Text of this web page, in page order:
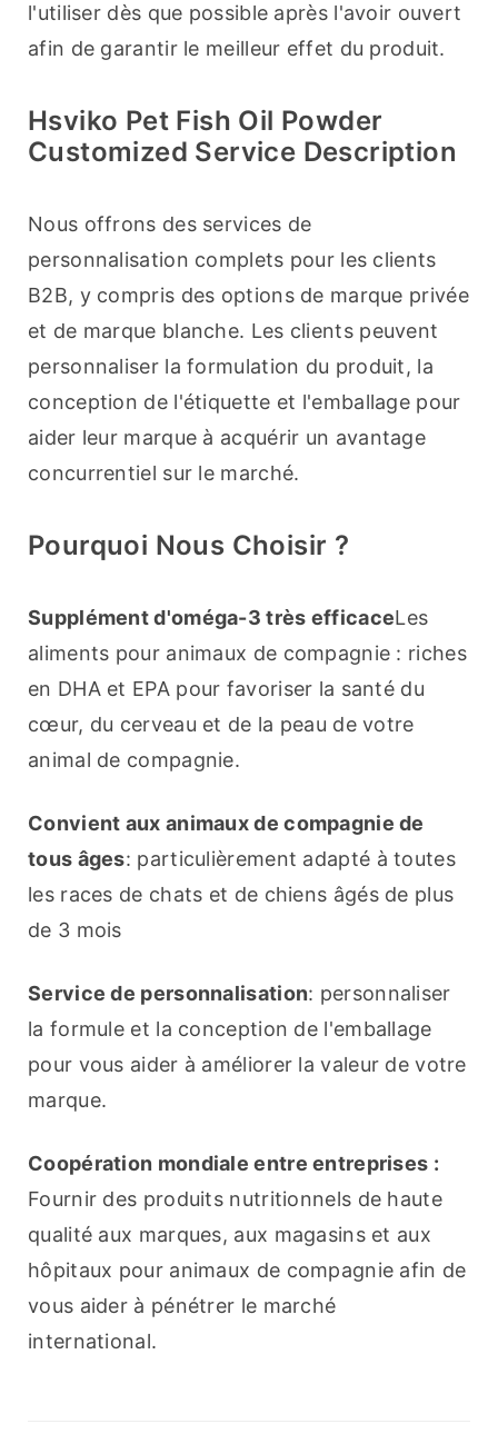
l'utiliser dès que possible après l'avoir ouvert
afin de garantir le meilleur effet du produit.
Hsviko Pet Fish Oil Powder
Customized Service Description
Nous offrons des services de
personnalisation complets pour les clients
B2B, y compris des options de marque privée
et de marque blanche. Les clients peuvent
personnaliser la formulation du produit, la
conception de l'étiquette et l'emballage pour
aider leur marque à acquérir un avantage
concurrentiel sur le marché.
Pourquoi Nous Choisir ?
Supplément d'oméga-3 très efficaceLes
aliments pour animaux de compagnie : riches
en DHA et EPA pour favoriser la santé du
cœur, du cerveau et de la peau de votre
animal de compagnie.
Convient aux animaux de compagnie de
tous âges: particulièrement adapté à toutes
les races de chats et de chiens âgés de plus
de 3 mois
Service de personnalisation: personnaliser
la formule et la conception de l'emballage
pour vous aider à améliorer la valeur de votre
marque.
Coopération mondiale entre entreprises :
Fournir des produits nutritionnels de haute
qualité aux marques, aux magasins et aux
hôpitaux pour animaux de compagnie afin de
vous aider à pénétrer le marché
international.